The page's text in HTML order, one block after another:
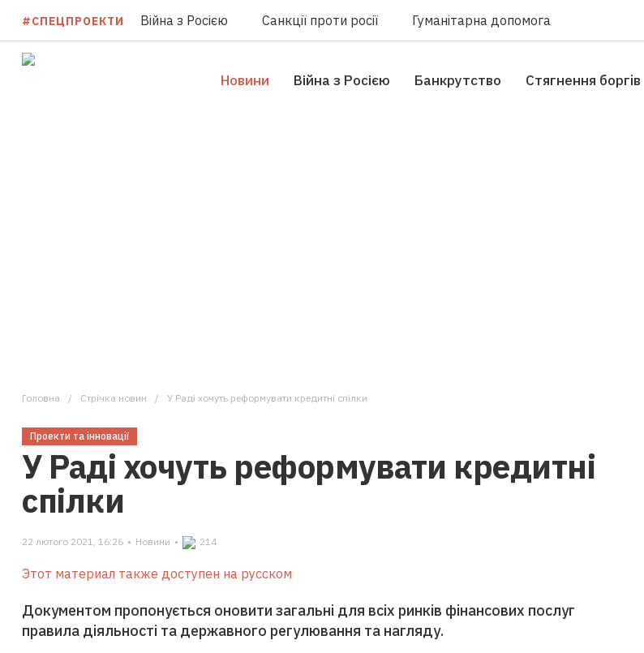
#СПЕЦПРОЕКТИ Війна з Росією Санкції проти росії Гуманітарна допомога
Новини Війна з Росією Банкрутство Стягнення боргiв
Головна Стрічка новин У Раді хочуть реформувати кредитні спілки
Проекти та інновації
У Раді хочуть реформувати кредитні
спілки
22 лютого 2021, 16:26 • Новини • 214
Этот материал также доступен на русском
Документом пропонується оновити загальні для всіх ринків фінансових послуг
правила діяльності та державного регулювання та нагляду.